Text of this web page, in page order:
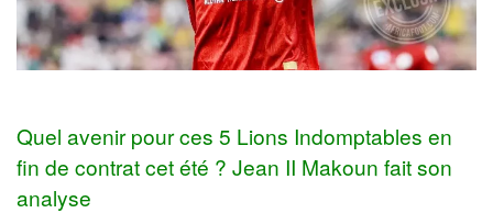
Quel avenir pour ces 5 Lions Indomptables en
fin de contrat cet été ? Jean II Makoun fait son
analyse